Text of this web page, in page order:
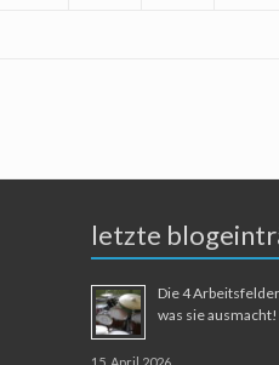
letzte
Die 4
was sie ausmacht!